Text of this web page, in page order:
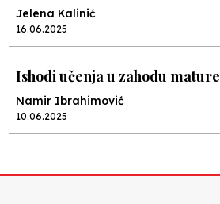
Jelena Kalinić
16.06.2025
Ishodi učenja u zahodu mature
Namir Ibrahimović
10.06.2025